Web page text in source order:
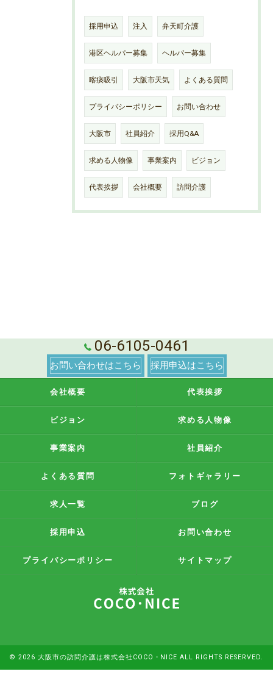
採用申込 注入 弁天町介護
港区ヘルパー募集 ヘルパー募集
喀痰吸引 大阪市天気 よくある質問
プライバシーポリシー お問い合わせ
大阪市 社員紹介 採用Q&A
求める人物像 事業案内 ビジョン
代表挨拶 会社概要 訪問介護
06-6105-0461
お問い合わせはこちら 採用申込はこちら
会社概要 代表挨拶
ビジョン 求める人物像
事業案内 社員紹介
よくある質問 フォトギャラリー
求人一覧 ブログ
採用申込 お問い合わせ
プライバシーポリシー サイトマップ
© 2026 大阪市の訪問介護は株式会社COCO・NICE ALL RIGHTS RESERVED.